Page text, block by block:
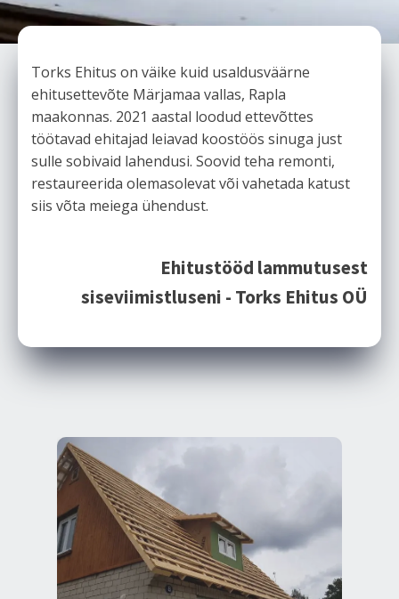
Torks Ehitus on väike kuid usaldusväärne
ehitusettevõte Märjamaa vallas, Rapla
maakonnas. 2021 aastal loodud ettevõttes
töötavad ehitajad leiavad koostöös sinuga just
sulle sobivaid lahendusi. Soovid teha remonti,
restaureerida olemasolevat või vahetada katust
siis võta meiega ühendust.
Ehitustööd lammutusest
siseviimistluseni - Torks Ehitus OÜ